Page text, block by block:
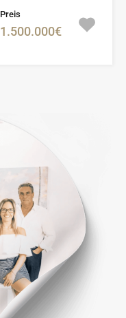
Preis
1.500.000€